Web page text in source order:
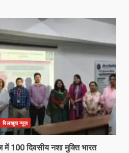
न्यूज़
100 दिवसीय नशा मुक्ति भारत